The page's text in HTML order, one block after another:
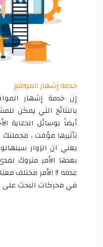
خدمة إشهار المواقع
إن خدمة إشهار
بالنتائج التي يمكن
أيضاً بوسائل الدعاية
تأثيرها مؤقت ،
يعني ان الزوار
بعدها الأمر متروك
عدمه !! الأمر مختلف
في محركات البحث على